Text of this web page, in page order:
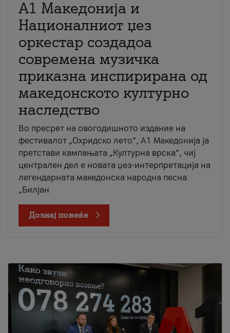
А1 Македонија и
Националниот џез
оркестар создадоа
современа музичка
приказна инспирирана од
македонското културно
наследство
Во пресрет на овогодишното издание на
фестивалот „Охридско лето“, А1 Македонија ја
претстави кампањата „Културна врска“, чиј
централен дел е новата џез-интерпретација на
легендарната македонска народна песна
„Билјан
Дознај повеќе